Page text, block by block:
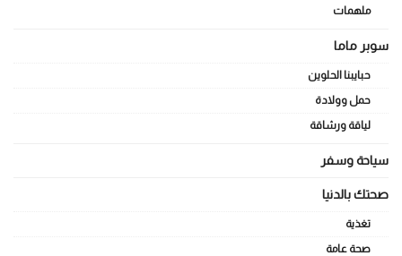
ملهمات
سوبر ماما
حبايبنا الحلوين
حمل وولادة
لياقة ورشاقة
سياحة وسفر
صحتك بالدنيا
تغذية
صحة عامة